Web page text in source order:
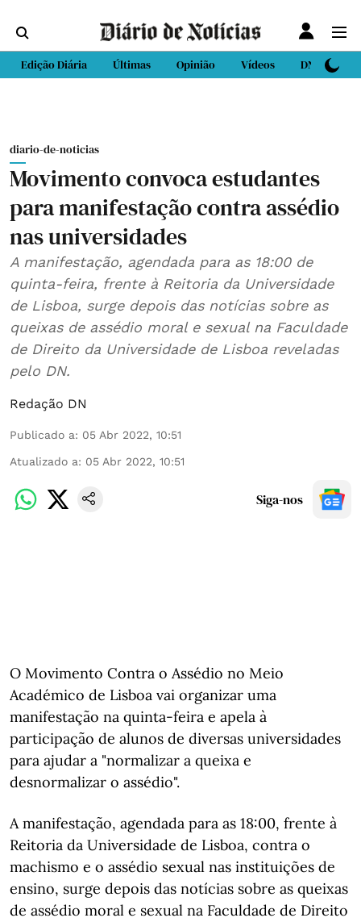
Edição Diária Últimas Opinião Vídeos DN Sport
diario-de-noticias
Movimento convoca estudantes
para manifestação contra assédio
nas universidades
A manifestação, agendada para as 18:00 de
quinta-feira, frente à Reitoria da Universidade
de Lisboa, surge depois das notícias sobre as
queixas de assédio moral e sexual na Faculdade
de Direito da Universidade de Lisboa reveladas
pelo DN.
Redação DN
Publicado a: 05 Abr 2022, 10:51
Atualizado a: 05 Abr 2022, 10:51
Siga-nos
O Movimento Contra o Assédio no Meio
Académico de Lisboa vai organizar uma
manifestação na quinta-feira e apela à
participação de alunos de diversas universidades
para ajudar a "normalizar a queixa e
desnormalizar o assédio".
A manifestação, agendada para as 18:00, frente à
Reitoria da Universidade de Lisboa, contra o
machismo e o assédio sexual nas instituições de
ensino, surge depois das notícias sobre as queixas
de assédio moral e sexual na Faculdade de Direito